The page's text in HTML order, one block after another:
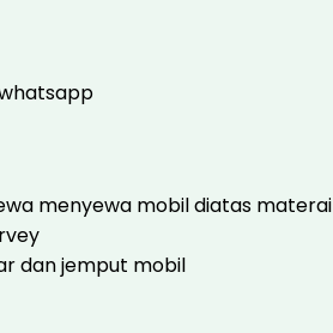
menyewa mobil diatas materai
dan jemput mobil